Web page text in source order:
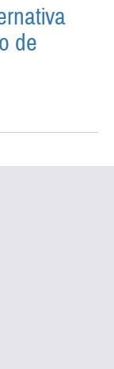
de
INDUSTRIAL